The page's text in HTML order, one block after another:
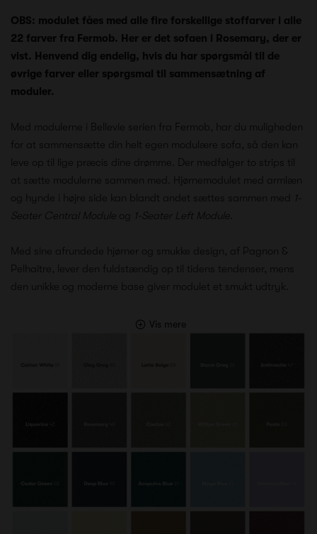
OBS: modulet fåes med alle fire forskellige stoffarver i alle
22 farver fra Fermob. Her er det sofaen i Rosemary, der er
vist. Henvend dig endelig, hvis du har spørgsmål til de
øvrige farver eller spørgsmal til sammensætning af
moduler.
Med modulerne i Bellevie serien fra Fermob, har du muligheden
for at sammensætte din helt egen modulære sofa, så den kan
leve op til lige præcis dine drømme. Der medfølger to strips til
at sætte modulerne sammen med. Hjørnemodulet med armlæn
og hynde i højre side kan blandt andet sættes sammen med
1-
Seater Central Module
1-Seater Left Module
Med sine afrundede hjørner og smukke design, af Pagnon &
Pelhaître, lever den fuldstændig op til tidens tendenser, mens
den unikke og moderne base giver modulet et smukt udtryk.
Vis mere